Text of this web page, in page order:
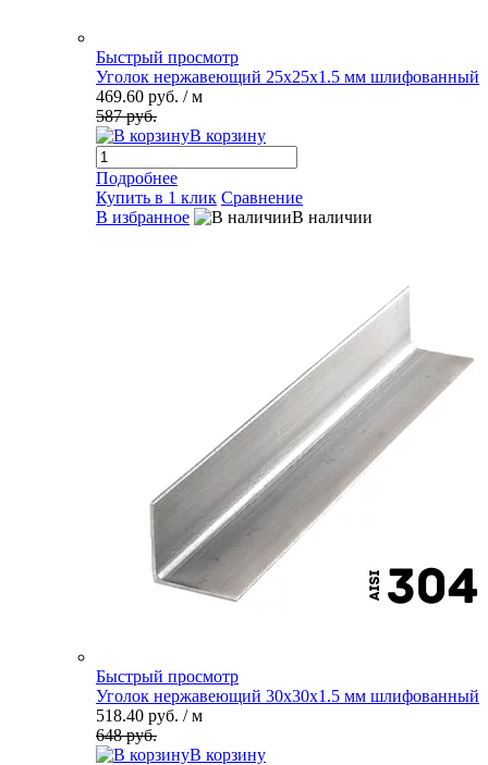
Быстрый просмотр
Уголок нержавеющий 25х25х1.5 мм шлифованный
469.60 руб. / м
587 руб.
В корзину
Подробнее
Купить в 1 клик Сравнение
В избранное
В наличии
Быстрый просмотр
Уголок нержавеющий 30х30х1.5 мм шлифованный
518.40 руб. / м
648 руб.
В корзину